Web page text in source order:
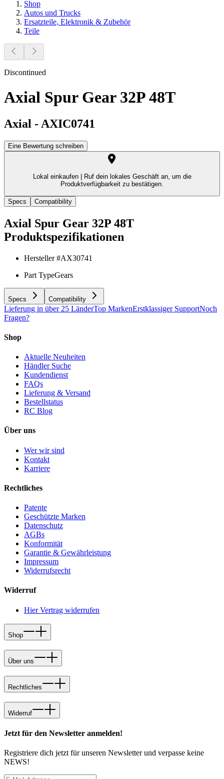
Shop
Autos und Trucks
Ersatzteile, Elektronik & Zubehör
Teile
Discontinued
Axial Spur Gear 32P 48T
Axial - AXIC0741
Eine Bewertung schreiben
Lokal einkaufen |
Ruf dein lokales Geschäft an, um die
Produktverfügbarkeit zu bestätigen.
Specs Compatibility
Axial Spur Gear 32P 48T
Produktspezifikationen
Hersteller #AX30741
Part TypeGears
Specs Compatibility
Lieferung in über 25 LänderTop MarkenErstklassiger SupportNoch
Fragen?
Shop
Aktuelle Neuheiten
Händler Suche
Kundendienst
FAQs
Lieferung & Versand
Bestellstatus
RC Blog
Über uns
Wer wir sind
Kontakt
Karriere
Rechtliches
Patente
Geschützte Marken
Datenschutz
AGBs
Konformität
Garantie & Gewährleistung
Impressum
Widerrufsrecht
Widerruf
Hier Vertrag widerrufen
Shop
Über uns
Rechtliches
Widerruf
Jetzt für den Newsletter anmelden!
Registriere dich jetzt für unseren Newsletter und verpasse keine
NEWS!